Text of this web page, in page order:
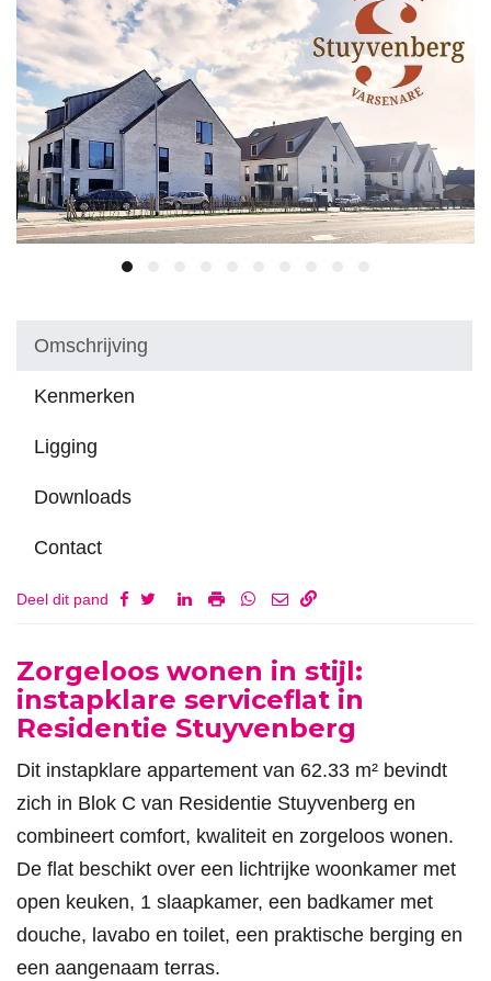
Omschrijving
Kenmerken
Ligging
Downloads
Contact
Deel dit pand
Omschrijving
Zorgeloos wonen in stijl:
instapklare serviceflat in
Residentie Stuyvenberg
Dit instapklare appartement van 62.33 m² bevindt
zich in Blok C van Residentie Stuyvenberg en
combineert comfort, kwaliteit en zorgeloos wonen.
De flat beschikt over een lichtrijke woonkamer met
open keuken, 1 slaapkamer, een badkamer met
douche, lavabo en toilet, een praktische berging en
een aangenaam terras.